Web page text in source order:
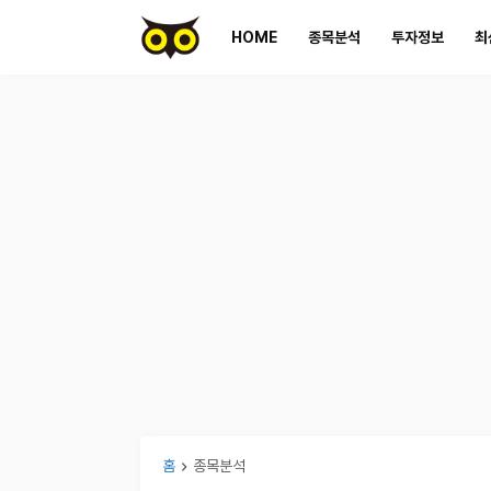
HOME 종목분석 투자정보 최
홈 종목분석